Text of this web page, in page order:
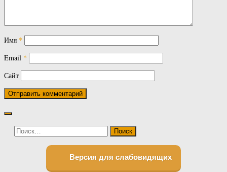
Имя *
Email *
Сайт
Найти:
Версия для слабовидящих